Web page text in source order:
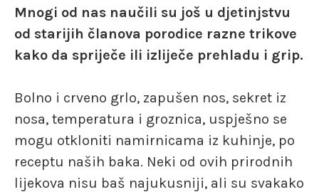
Mnogi od nas naučili su još u djetinjstvu
od starijih članova porodice razne trikove
kako da spriječe ili izliječe prehladu i grip.
Bolno i crveno grlo, zapušen nos, sekret iz
nosa, temperatura i groznica, uspješno se
mogu otkloniti namirnicama iz kuhinje, po
receptu naših baka. Neki od ovih prirodnih
lijekova nisu baš najukusniji, ali su svakako